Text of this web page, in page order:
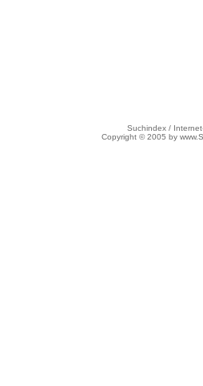
Suchindex /
Copyright © 2005 by